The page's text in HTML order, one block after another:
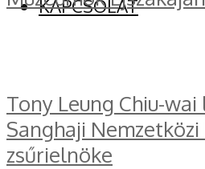
KAPCSOLAT
Tony Leung Chiu-wai
Sanghaji
zsűrielnöke